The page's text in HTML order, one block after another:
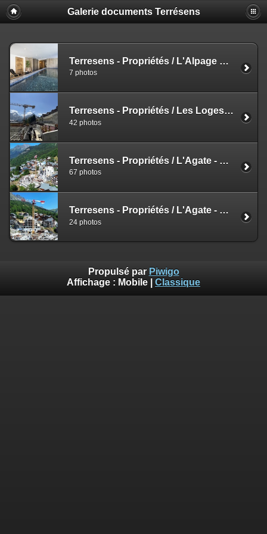
Galerie documents Terrésens
Terresens - Propriétés / L'Alpage d'Augustin - Les Coches / Perspectives
7 photos
Terresens - Propriétés / Les Loges Blanches - Les Deux Alpes / Photos / Chantiers / Juillet 2026 - LAP
42 photos
Terresens - Propriétés / L'Agate - Vaujany / Photos / Chantier - Août 2026 / Format Paysage
67 photos
Terresens - Propriétés / L'Agate - Vaujany / Photos / Chantier - Août 2026 / Format Portrait
24 photos
Propulsé par Piwigo
Affichage : Mobile Classique